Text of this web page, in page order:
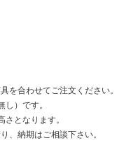
を合わせてご注文ください。
）です。
となります。
、納期はご相談下さい。